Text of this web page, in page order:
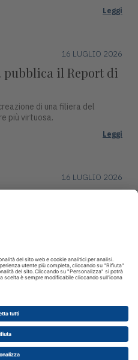
Leggi
16 LUGLIO 2026
pubblica il Report di
di una filiera del
più virtuosa.
Leggi
16 LUGLIO 2026
Leggi
Editore I.P.I srl, Piazza Castello 3
- Reg. Trib. Vicenza 431 del
Simone Sinico